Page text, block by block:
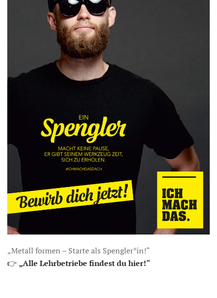
„Metall formen – Starte als Spengler*in!“
👉 „Alle Lehrbetriebe findest du hier!“